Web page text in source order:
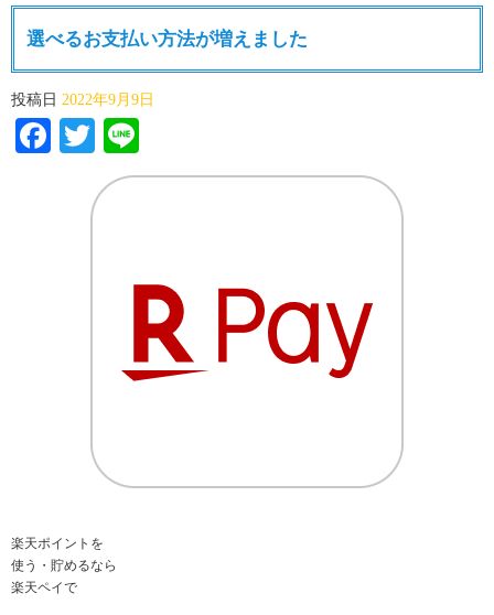
選べるお支払い方法が増えました
投稿日 2022年9月9日
Facebook
Twitter
楽天ポイントを
使う・貯めるなら
楽天ペイで